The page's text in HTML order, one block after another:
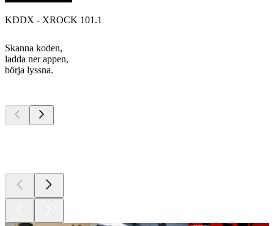
KDDX - XROCK 101.1
Skanna koden,
ladda ner appen,
börja lyssna.